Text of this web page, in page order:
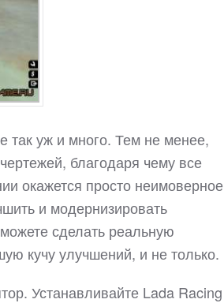
так уж и много. Тем не менее,
благодаря чему все
окажется просто неимоверное
и модернизировать
сделать реальную
кучу улучшений, и не только.
Устанавливайте Lada Racing